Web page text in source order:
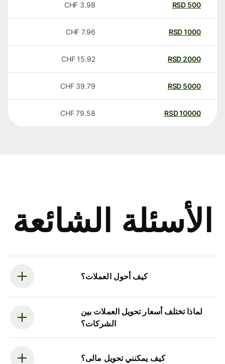
500
RSD
3.98
CHF
1000
RSD
7.96
CHF
2000
RSD
15.92
CHF
5000
RSD
39.79
CHF
10000
RSD
79.58
CHF
الأسئلة الشائعة
كيف أحول العملات؟
لماذا تختلف أسعار تحويل العملات بين
الشركات؟
كيف يمكنني تحويل مالى؟